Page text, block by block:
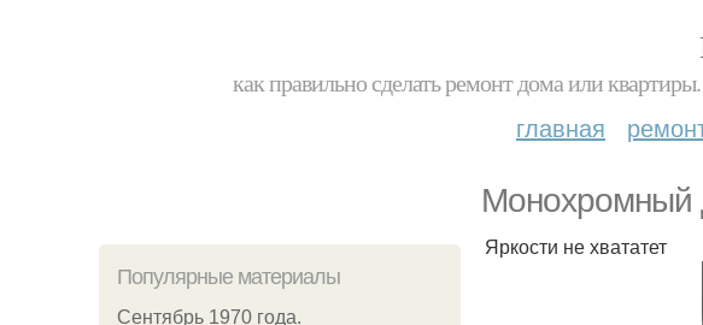
как правильно сделать ремонт дома или
главная
Монохромный
Популярные материалы
Сентябрь 1970 года.
Яркости не хвататет